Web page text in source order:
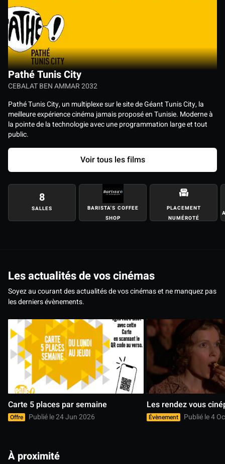
Pathé Tunis City
CEBALAT BEN AMMAR 2032
Pathé Tunis City, un multiplexe sur le site de Géant Tunis City, la
meilleure expérience cinéma jamais proposé en Tunisie. Moderne à
la pointe de la technologie avec une programmation large et tout
public.
Voir tous les films
8
SALLES
BARISTA'S COFFEE
SHOP
PLACEMENT
NUMÉROTÉ
Les actualités de vos cinémas
Soyez au courant des actualités de vos cinémas et ne manquez pas
les derniers évènements.
Carte 5 places par semaine
Offre Publié le 24 Jun 2026
Les rendez vous
Évènement Publié le 4
À proximité